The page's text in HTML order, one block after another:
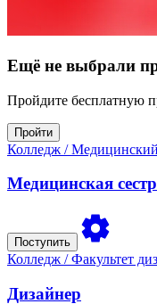
Ещё не выбрали
Пройдите бесплатную
Пройти
Колледж / Медицинский
Медицинская
Поступить
Колледж / Факультет
Дизайнер